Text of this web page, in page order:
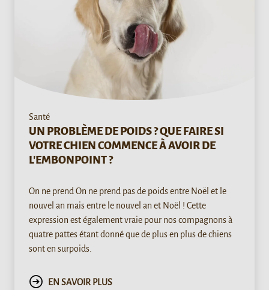
Santé
UN PROBLÈME DE POIDS ? QUE FAIRE SI
VOTRE CHIEN COMMENCE À AVOIR DE
L'EMBONPOINT ?
On ne prend On ne prend pas de poids entre Noël et le
nouvel an mais entre le nouvel an et Noël ! Cette
expression est également vraie pour nos compagnons à
quatre pattes étant donné que de plus en plus de chiens
sont en surpoids.
EN SAVOIR PLUS